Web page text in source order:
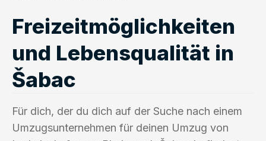
Freizeitmöglichkeiten
und Lebensqualität in
Šabac
Für dich, der du dich auf der Suche nach einem
Umzugsunternehmen für deinen Umzug von